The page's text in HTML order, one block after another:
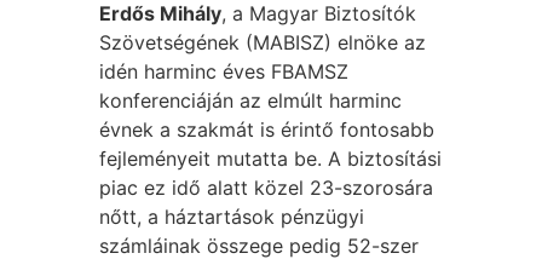
Erdős Mihály, a Magyar Biztosítók
Szövetségének (MABISZ) elnöke az
idén harminc éves FBAMSZ
konferenciáján az elmúlt harminc
évnek a szakmát is érintő fontosabb
fejleményeit mutatta be. A biztosítási
piac ez idő alatt közel 23-szorosára
nőtt, a háztartások pénzügyi
számláinak összege pedig 52-szer